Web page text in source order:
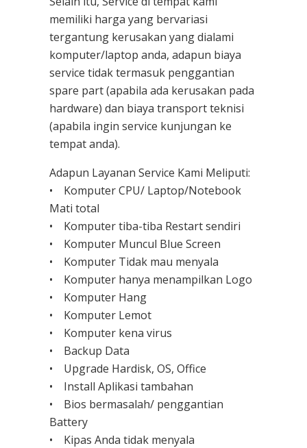
memiliki harga yang bervariasi
tergantung kerusakan yang dialami
komputer/laptop anda, adapun biaya
service tidak termasuk penggantian
spare part (apabila ada kerusakan pada
hardware) dan biaya transport teknisi
(apabila ingin service kunjungan ke
tempat anda).
Adapun Layanan Service Kami Meliputi:
• Komputer CPU/ Laptop/Notebook
Mati total
• Komputer tiba-tiba Restart sendiri
• Komputer Muncul Blue Screen
• Komputer Tidak mau menyala
• Komputer hanya menampilkan Logo
• Komputer Hang
• Komputer Lemot
• Komputer kena virus
• Backup Data
• Upgrade Hardisk, OS, Office
• Install Aplikasi tambahan
• Bios bermasalah/ penggantian
Battery
• Kipas Anda tidak menyala